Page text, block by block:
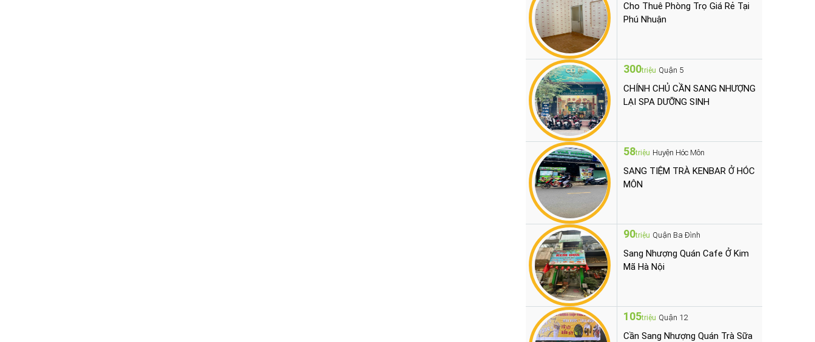
Cho Thuê Phòng Trọ Giá Rẻ Tại
Phú Nhuận
300triệu Quận 5
CHÍNH CHỦ CẦN SANG NHƯỢNG
LẠI SPA DƯỠNG SINH
58triệu Huyện Hóc Môn
SANG TIỆM TRÀ KENBAR Ở HÓC
MÔN
90triệu Quận Ba Đình
Sang Nhượng Quán Cafe Ở Kim
Mã Hà Nội
105triệu Quận 12
Cần Sang Nhượng Quán Trà Sữa